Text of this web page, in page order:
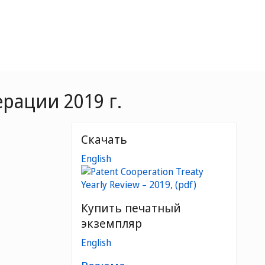
2019 г.
Скачать
English
Купить печатный
экземпляр
English